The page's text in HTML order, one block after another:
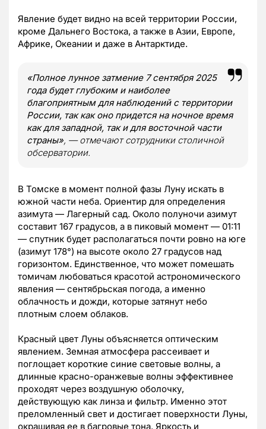
Явление будет видно на всей территории России,
кроме Дальнего Востока, а также в Азии, Европе,
Африке, Океании и даже в Антарктиде.
«Полное лунное затмение 7 сентября 2025
года будет глубоким и наиболее
благоприятным для наблюдений с территории
России, так как оно придется на ночное время
как для западной, так и для восточной части
страны», — отмечают сотрудники столичной
обсерватории.
В Томске в момент полной фазы Луну искать в
южной части неба. Ориентир для определения
азимута — Лагерный сад. Около полуночи азимут
составит 167 градусов, а в пиковый момент — 01:11
— спутник будет располагаться почти ровно на юге
(азимут 178°) на высоте около 27 градусов над
горизонтом. Единственное, что может помешать
томичам любоваться красотой астрономического
явления — сентябрьская погода, а именно
облачность и дожди, которые затянут небо
плотным слоем облаков.
Красный цвет Луны объясняется оптическим
явлением. Земная атмосфера рассеивает и
поглощает короткие синие световые волны, а
длинные красно-оранжевые волны эффективнее
проходят через воздушную оболочку,
действующую как линза и фильтр. Именно этот
преломленный свет и достигает поверхности Луны,
окрашивая ее в багровые тона. Яркость и